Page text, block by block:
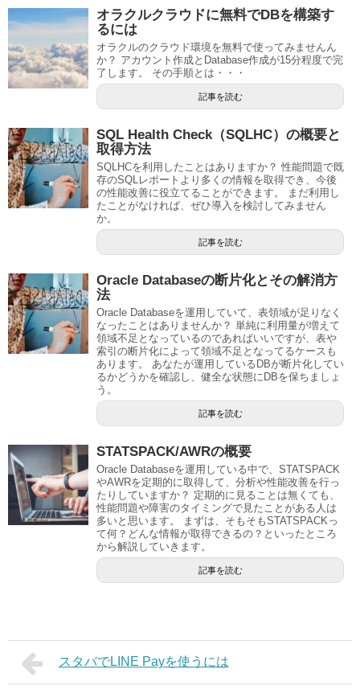
オラクルクラウドに無料でDBを構築す
るには
オラクルのクラウド環境を無料で使ってみませんん
か？ アカウント作成とDatabase作成が15分程度で完
了します。 その手順とは・・・
記事を読む
SQL Health Check（SQLHC）の概要と
取得方法
SQLHCを利用したことはありますか？ 性能問題で既
存のSQLレポートより多くの情報を取得でき、今後
の性能改善に役立てることができます。 まだ利用し
たことがなければ、ぜひ導入を検討してみません
か。
記事を読む
Oracle Databaseの断片化とその解消方
法
Oracle Databaseを運用していて、表領域が足りなく
なったことはありませんか？ 単純に利用量が増えて
領域不足となっているのであればいいですが、表や
索引の断片化によって領域不足となってるケースも
あります。 あなたが運用しているDBが断片化してい
るかどうかを確認し、健全な状態にDBを保ちましょ
う。
記事を読む
STATSPACK/AWRの概要
Oracle Databaseを運用している中で、STATSPACK
やAWRを定期的に取得して、分析や性能改善を行っ
たりしていますか？ 定期的に見ることは無くても、
性能問題や障害のタイミングで見たことがある人は
多いと思います。 まずは、そもそもSTATSPACKっ
て何？どんな情報が取得できるの？といったところ
から解説していきます。
記事を読む
スタバでLINE Payを使うには